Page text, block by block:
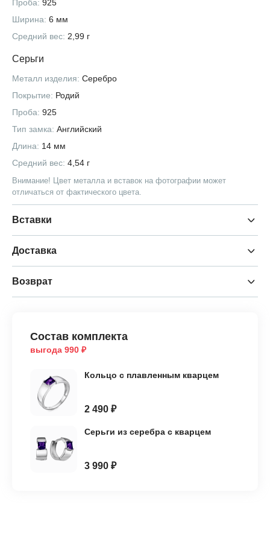
Проба: 925
Ширина: 6 мм
Средний вес: 2,99 г
Серьги
Металл изделия: Серебро
Покрытие: Родий
Проба: 925
Тип замка: Английский
Длина: 14 мм
Средний вес: 4,54 г
Внимание! Цвет металла и вставок на фотографии может
отличаться от фактического цвета.
Вставки
Доставка
Возврат
Состав комплекта
выгода 990 ₽
Кольцо с плавленным кварцем
2 490 ₽
Серьги из серебра с кварцем
3 990 ₽